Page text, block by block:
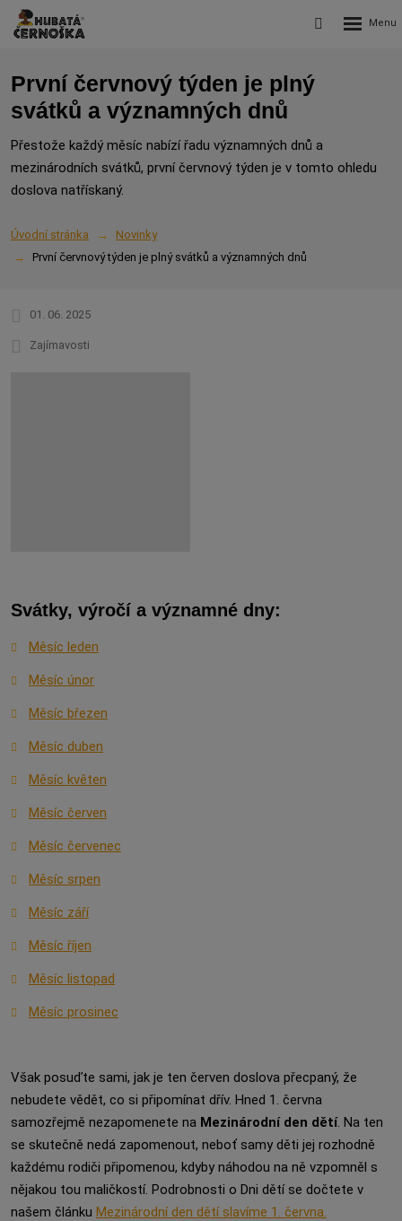
Vyhledávání
Rozbalení
První červnový týden je plný
svátků a významných dnů
Přestože každý měsíc nabízí řadu významných dnů a
mezinárodních svátků, první červnový týden je v tomto ohledu
doslova natřískaný.
Úvodní stránka
Novinky
První červnový týden je plný svátků a významných dnů
01. 06. 2025
Zajímavosti
Svátky, výročí a významné dny:
Měsíc leden
Měsíc únor
Měsíc březen
Měsíc duben
Měsíc květen
Měsíc červen
Měsíc červenec
Měsíc srpen
Měsíc září
Měsíc říjen
Měsíc listopad
Měsíc prosinec
Však posuďte sami, jak je ten červen doslova přecpaný, že
nebudete vědět, co si připomínat dřív. Hned 1. června
samozřejmě nezapomenete na Mezinárodní den dětí. Na ten
se skutečně nedá zapomenout, neboť samy děti jej rozhodně
každému rodiči připomenou, kdyby náhodou na ně vzpomněl s
nějakou tou maličkostí. Podrobnosti o Dni dětí se dočtete v
našem článku Mezinárodní den dětí slavíme 1. června.